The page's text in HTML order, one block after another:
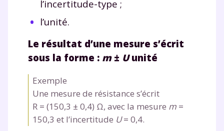
l’incertitude-type ;
l’unité.
Le résultat d’une mesure s’écrit
sous la forme : m± Uunité
Exemple
Une mesure de résistance s’écrit
R = (150,3 ± 0,4) Ω, avec la mesure m =
150,3 et l’incertitude U= 0,4.